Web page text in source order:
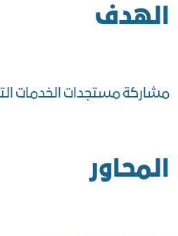
الهدف
مشاركة مستجدات الخدمات
المحاور